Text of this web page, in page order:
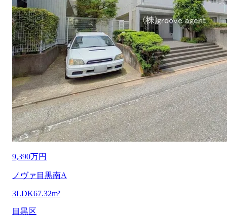
9,390万円
ノヴァ目黒南A
3LDK67.32m²
目黒区